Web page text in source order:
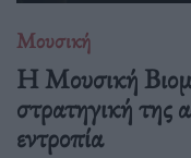
Μουσική
Η Μουσική
στρατηγική της
εντροπία